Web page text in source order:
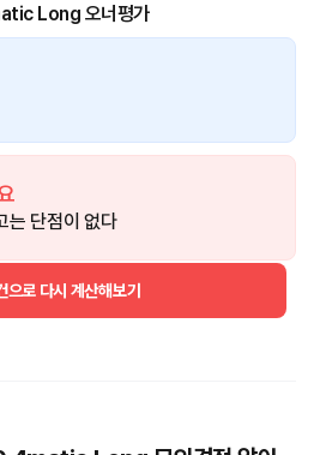
Long 오너평가
는 단점이 없다
으로 다시 계산해보기